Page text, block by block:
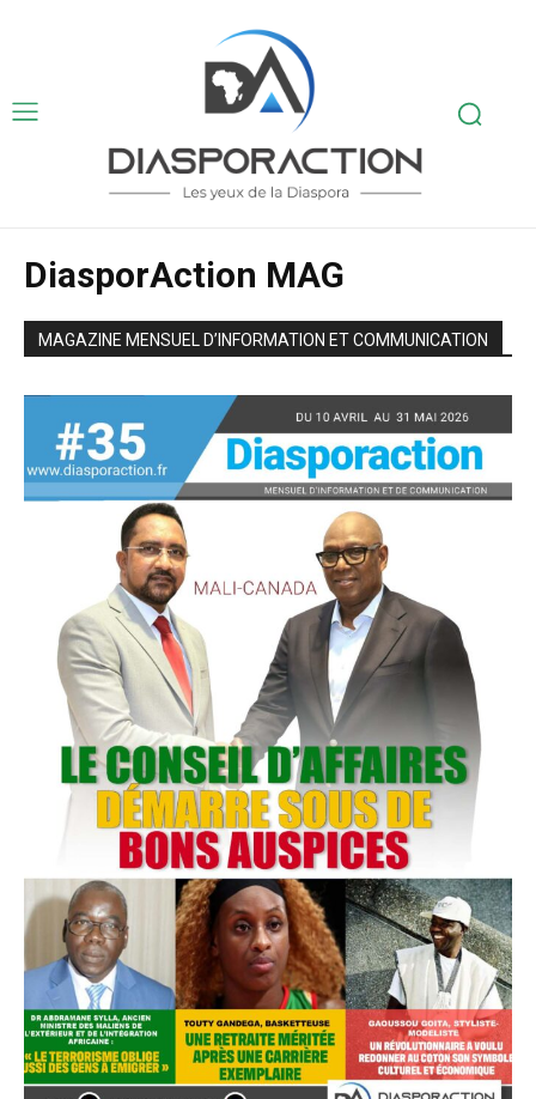
DiasporAction MAG
MAGAZINE MENSUEL D’INFORMATION ET COMMUNICATION